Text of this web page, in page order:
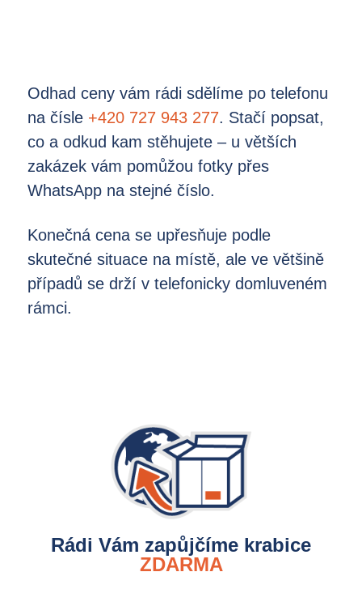
Odhad ceny vám rádi sdělíme po telefonu
na čísle +420 727 943 277. Stačí popsat,
co a odkud kam stěhujete – u větších
zakázek vám pomůžou fotky přes
WhatsApp na stejné číslo.
Konečná cena se upřesňuje podle
skutečné situace na místě, ale ve většině
případů se drží v telefonicky domluveném
rámci.
Rádi Vám zapůjčíme krabice
ZDARMA